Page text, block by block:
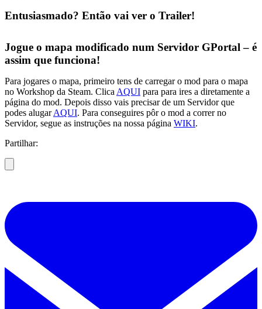
Entusiasmado? Então vai ver o Trailer!
Jogue o mapa modificado num Servidor GPortal – é
assim que funciona!
Para jogares o mapa, primeiro tens de carregar o mod para o mapa
no Workshop da Steam. Clica AQUI para para ires a diretamente a
página do mod. Depois disso vais precisar de um Servidor que
podes alugarAQUI. Para conseguires pôr o mod a correr no
Servidor, segue as instruções na nossa página WIKI.
Partilhar: